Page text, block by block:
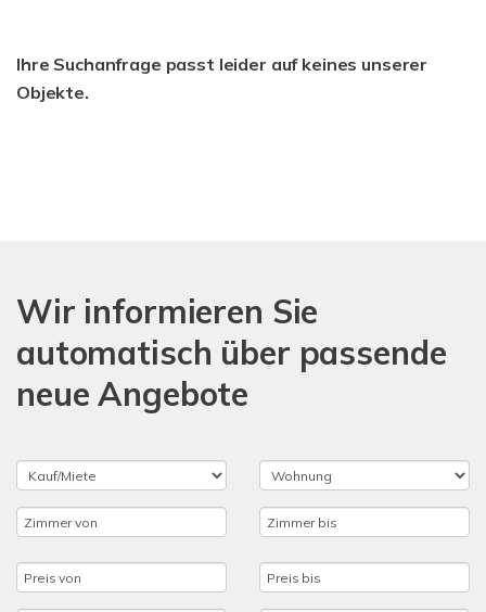
Ihre Suchanfrage passt leider auf keines unserer
Objekte.
Wir informieren Sie
automatisch über passende
neue Angebote